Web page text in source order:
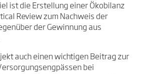
ist die Erstellung einer Ökobilanz
Review zum Nachweis der
der Gewinnung aus
auch einen wichtigen Beitrag zur
bei